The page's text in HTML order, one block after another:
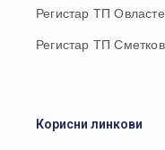
Регистар ТП
Регистар ТП
Корисни линкови